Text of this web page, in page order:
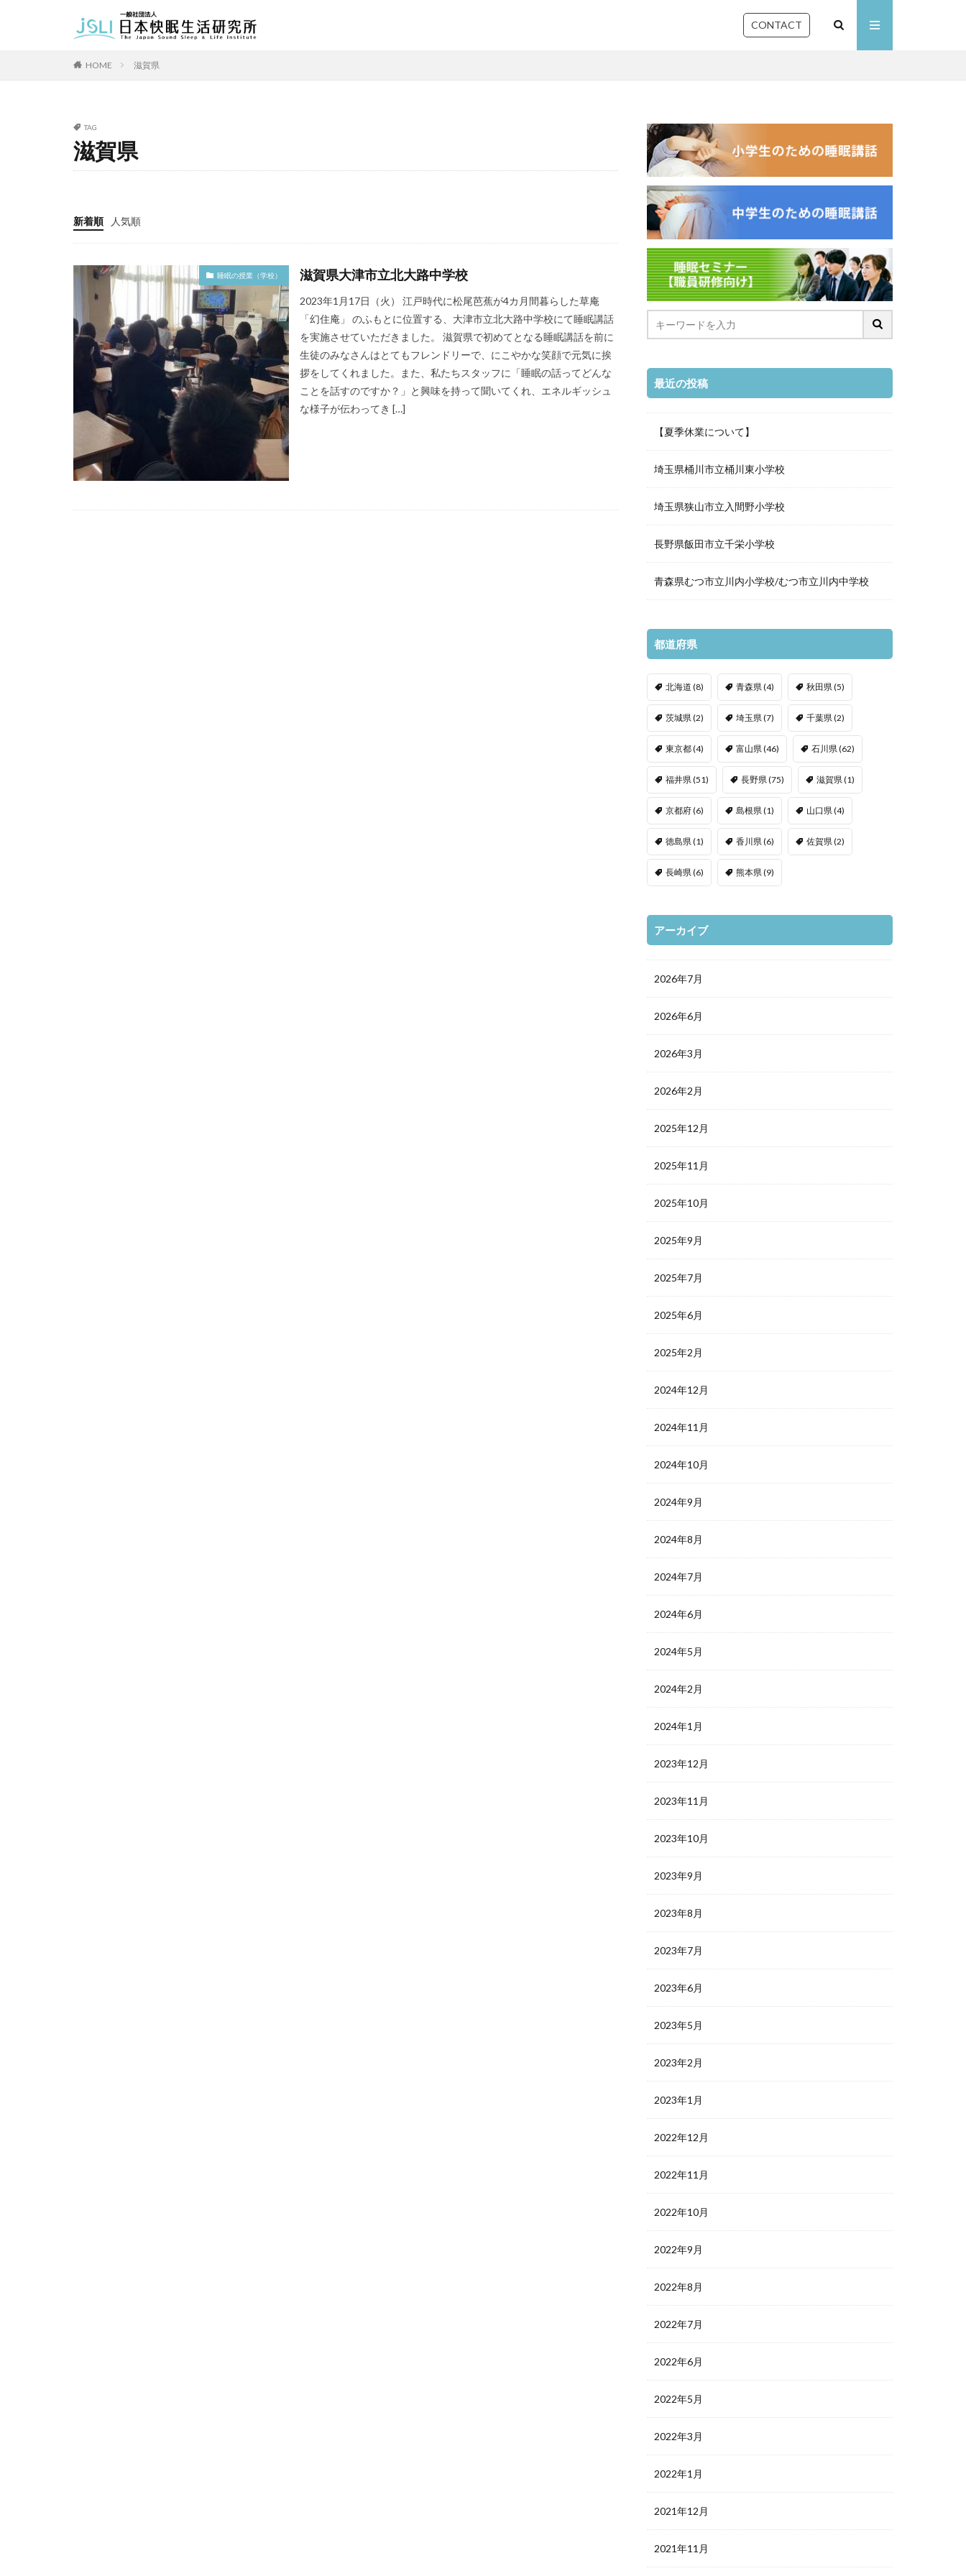
CONTACT
HOME 滋賀県
TAG
滋賀県
新着順 人気順
睡眠の授業（学校） 滋賀県大津市立北大路中学校
2023年1月17日（火） 江戸時代に松尾芭蕉が4カ月間暮らした草庵
「幻住庵」 のふもとに位置する、大津市立北大路中学校にて睡眠講話
を実施させていただきました。 滋賀県で初めてとなる睡眠講話を前に
生徒のみなさんはとてもフレンドリーで、にこやかな笑顔で元気に挨
拶をしてくれました。また、私たちスタッフに「睡眠の話ってどんな
ことを話すのですか？」と興味を持って聞いてくれ、エネルギッシュ
な様子が伝わってき […]
最近の投稿
【夏季休業について】
埼玉県桶川市立桶川東小学校
埼玉県狭山市立入間野小学校
長野県飯田市立千栄小学校
青森県むつ市立川内小学校/むつ市立川内中学校
都道府県
北海道 (8) 青森県 (4) 秋田県 (5)
茨城県 (2) 埼玉県 (7) 千葉県 (2)
東京都(4) 富山県 (46) 石川県 (62)
福井県 (51) 長野県 (75) 滋賀県 (1)
京都府(6) 島根県 (1) 山口県 (4)
徳島県 (1) 香川県 (6) 佐賀県 (2)
長崎県 (6) 熊本県 (9)
アーカイブ
2026年7月
2026年6月
2026年3月
2026年2月
2025年12月
2025年11月
2025年10月
2025年9月
2025年7月
2025年6月
2025年2月
2024年12月
2024年11月
2024年10月
2024年9月
2024年8月
2024年7月
2024年6月
2024年5月
2024年2月
2024年1月
2023年12月
2023年11月
2023年10月
2023年9月
2023年8月
2023年7月
2023年6月
2023年5月
2023年2月
2023年1月
2022年12月
2022年11月
2022年10月
2022年9月
2022年8月
2022年7月
2022年6月
2022年5月
2022年3月
2022年1月
2021年12月
2021年11月
石川県
佐賀県